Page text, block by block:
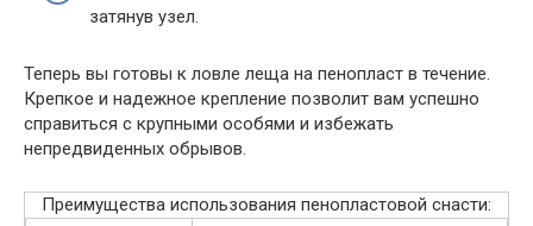
затянув узел.
Теперь вы готовы к ловле леща на пенопласт в течение.
Крепкое и надежное крепление позволит вам успешно
справиться с крупными особями и избежать
непредвиденных обрывов.
Преимущества использования пенопластовой снасти: